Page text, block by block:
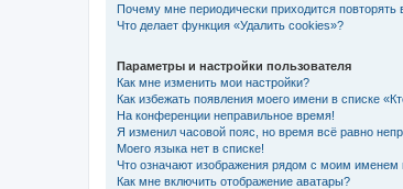
Почему мне периодически приходится повторять
Что делает функция «Удалить cookies»?
Параметры и настройки пользователя
Как мне изменить мои настройки?
Как избежать появления моего имени в списке
На конференции неправильное время!
Я изменил часовой пояс, но время всё равно
Моего языка нет в списке!
Что означают изображения рядом с моим именем
Как мне включить отображение аватары?